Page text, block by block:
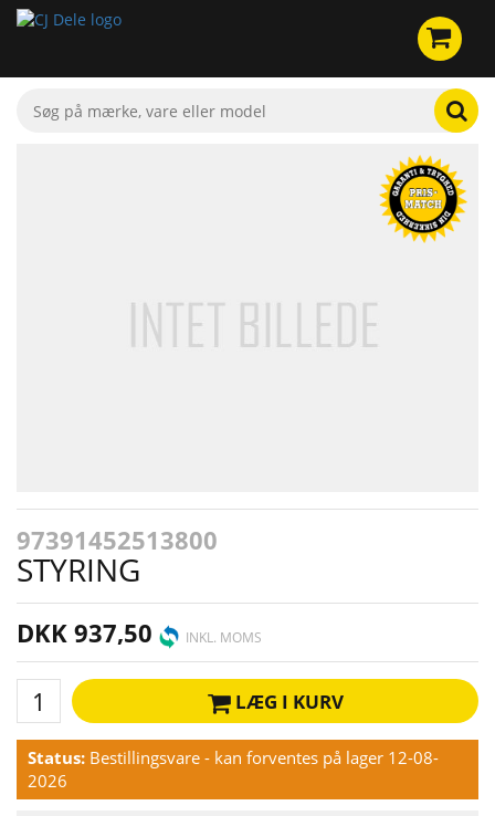
97391452513800
STYRING
DKK 937,50 INKL. MOMS
LÆG I KURV
Status: Bestillingsvare - kan forventes på lager 12-08-
2026